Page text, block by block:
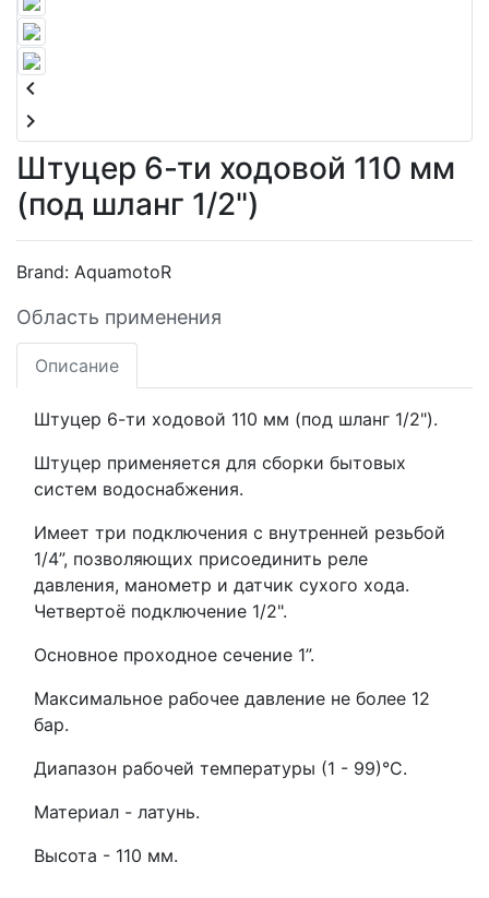
keyboard_arrow_left
keyboard_arrow_right
Штуцер 6-ти ходовой 110 мм
(под шланг 1/2")
Brand: AquamotoR
Область применения
Описание
Штуцер 6-ти ходовой 110 мм (под шланг 1/2").
Штуцер применяется для сборки бытовых
систем водоснабжения.
Имеет три подключения с внутренней резьбой
1/4”, позволяющих присоединить реле
давления, манометр и датчик сухого хода.
Четвертоё подключение 1/2".
Основное проходное сечение 1”.
Максимальное рабочее давление не более 12
бар.
Диапазон рабочей температуры (1 - 99)°С.
Материал - латунь.
Высота - 110 мм.